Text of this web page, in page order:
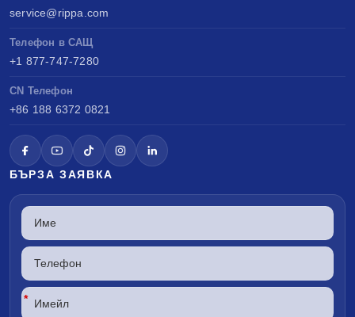
service@rippa.com
Телефон в САЩ
+1 877-747-7280
CN Телефон
+86 188 6372 0821
БЪРЗА ЗАЯВКА
*